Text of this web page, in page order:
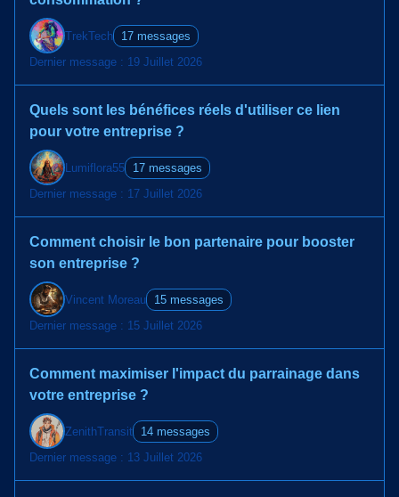
TrekTech
17 messages
Dernier message : 19 Juillet 2026
Quels sont les bénéfices réels d'utiliser ce lien
pour votre entreprise ?
Lumiflora55
17 messages
Dernier message : 17 Juillet 2026
Comment choisir le bon partenaire pour booster
son entreprise ?
Vincent Moreau
15 messages
Dernier message : 15 Juillet 2026
Comment maximiser l'impact du parrainage dans
votre entreprise ?
ZenithTransit
14 messages
Dernier message : 13 Juillet 2026